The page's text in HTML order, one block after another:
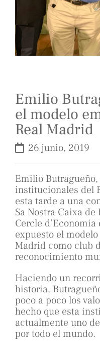
Emilio
el modelo
Real Madrid
26 junio, 2019
Emilio
institucionales del
esta tarde a una
Sa Nostra Caixa
Cercle
expuesto el
Madrid como club
reconocimiento
Haciendo un
historia,
poco a poco los
hecho que esta
actualmente uno
por todo el mundo.